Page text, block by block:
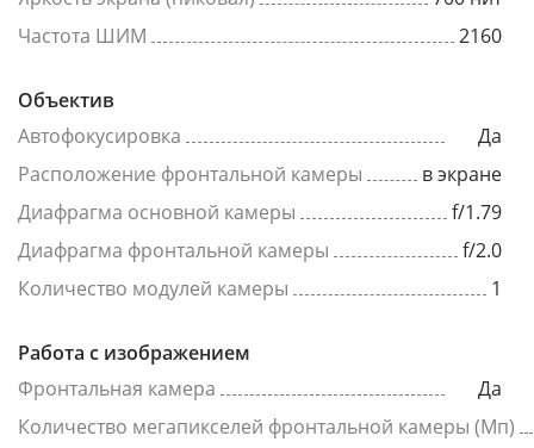
Частота ШИМ
2160
Объектив
Автофокусировка
Да
Расположение фронтальной камеры
в экране
Диафрагма основной камеры
f/1.79
Диафрагма фронтальной камеры
f/2.0
Количество модулей камеры
1
Работа с изображением
Фронтальная камера
Да
Количество мегапикселей фронтальной камеры (Мп)